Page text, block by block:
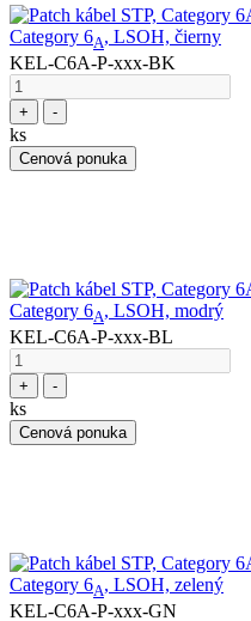
Category 6A, LSOH, čierny
KEL-C6A-P-xxx-BK
+ -
ks
Cenová ponuka
Category 6A, LSOH, modrý
KEL-C6A-P-xxx-BL
+ -
ks
Cenová ponuka
Category 6A, LSOH, zelený
KEL-C6A-P-xxx-GN